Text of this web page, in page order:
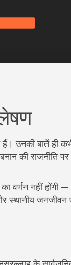
उनकी बातें ही
की राजनीति
वर्णन नहीं होंगी
स्थानीय जनजीवन